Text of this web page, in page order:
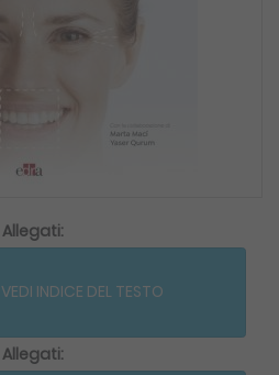
Allegati:
VEDI INDICE DEL TESTO
Allegati: